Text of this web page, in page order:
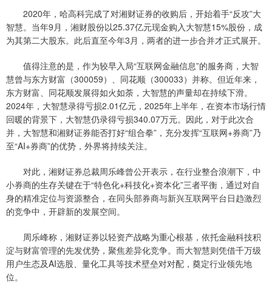
2020年，哈高科完成了对湘财证券的收购后，开始着手“反攻”大
智慧。当年9月，湘财股份以25.37亿元现金购入大智慧15%股份，成
为其第二大股东。此后直至今年3月，两者的进一步合并才正式展开。
值得注意的是，作为较早入局“互联网金融信息”的服务商，大智
慧曾与东方财富（300059）、同花顺（300033）并称。但近年来，
东方财富、同花顺发展得如火如荼，大智慧的声量却在持续下滑。
2024年，大智慧录得亏损2.01亿元，2025年上半年，在资本市场行情
回暖的背景下，大智慧仍录得亏损340.07万元。因此，对于此次合
并，大智慧和湘财证券能否打好“组合拳”，充分发挥“互联网+券商”乃
至“AI+券商”的优势，外界将持续关注。
对此，湘财证券总裁周乐峰曾公开表示，在行业整合浪潮下，中
小券商的生存关键在于“特色化+科技化+资本化”三者平衡，通过对自
身的精准定位与资源整合，在同头部券商与新兴互联网平台日趋激烈
的竞争中，开辟新的发展空间。
周乐峰称，湘财证券以轻资产战略为重心根基，依托金融科技积
淀与财富管理的先发优势，聚焦差异化竞争。而大智慧则凭借千万级
用户生态及AI选股、量化工具等技术壁垒对对配，奠定行业领先地
位。